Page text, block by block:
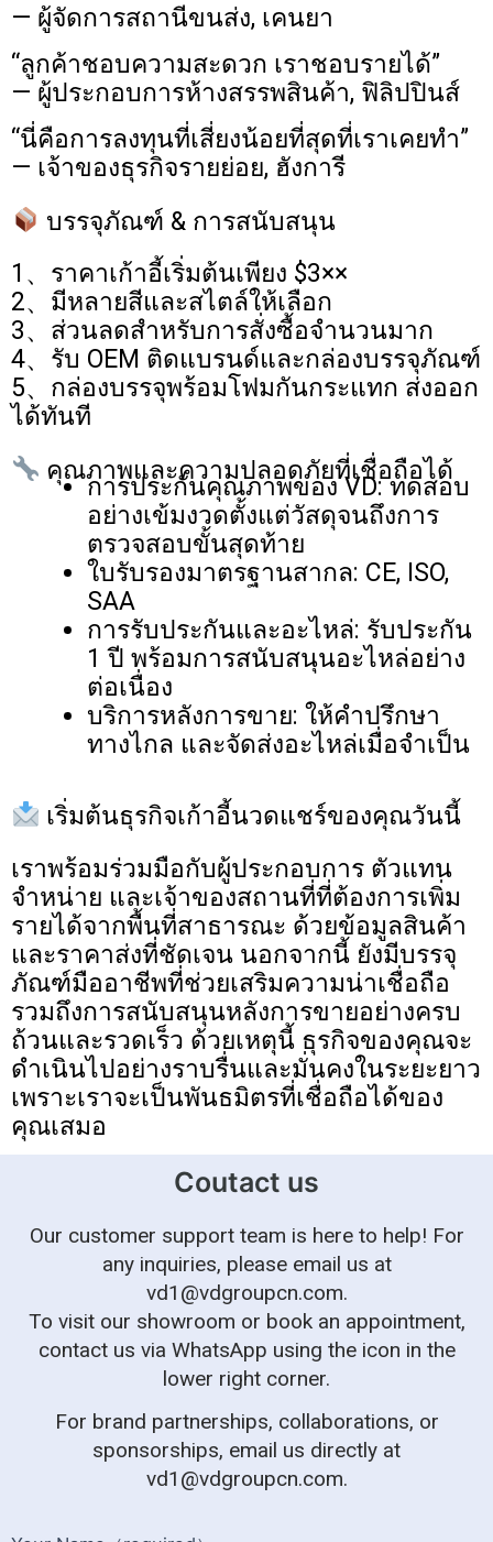
— ผู้จัดการสถานีขนส่ง, เคนยา
“ลูกค้าชอบความสะดวก เราชอบรายได้”
— ผู้ประกอบการห้างสรรพสินค้า, ฟิลิปปินส์
“นี่คือการลงทุนที่เสี่ยงน้อยที่สุดที่เราเคยทำ”
— เจ้าของธุรกิจรายย่อย, ฮังการี
บรรจุภัณฑ์ & การสนับสนุน
1、ราคาเก้าอี้เริ่มต้นเพียง $3××
2、มีหลายสีและสไตล์ให้เลือก
3、ส่วนลดสำหรับการสั่งซื้อจำนวนมาก
4、รับ OEM ติดแบรนด์และกล่องบรรจุภัณฑ์
5、กล่องบรรจุพร้อมโฟมกันกระแทก ส่งออก
ได้ทันที
คุณภาพและความปลอดภัยที่เชื่อถือได้
การประกันคุณภาพของ VD: ทดสอบ
อย่างเข้มงวดตั้งแต่วัสดุจนถึงการ
ตรวจสอบขั้นสุดท้าย
ใบรับรองมาตรฐานสากล: CE, ISO,
SAA
การรับประกันและอะไหล่: รับประกัน
1 ปี พร้อมการสนับสนุนอะไหล่อย่าง
ต่อเนื่อง
บริการหลังการขาย: ให้คำปรึกษา
ทางไกล และจัดส่งอะไหล่เมื่อจำเป็น
เริ่มต้นธุรกิจเก้าอี้นวดแชร์ของคุณวันนี้
เราพร้อมร่วมมือกับผู้ประกอบการ ตัวแทน
จำหน่าย และเจ้าของสถานที่ที่ต้องการเพิ่ม
รายได้จากพื้นที่สาธารณะ ด้วยข้อมูลสินค้า
และราคาส่งที่ชัดเจน นอกจากนี้ ยังมีบรรจุ
ภัณฑ์มืออาชีพที่ช่วยเสริมความน่าเชื่อถือ
รวมถึงการสนับสนุนหลังการขายอย่างครบ
ถ้วนและรวดเร็ว ด้วยเหตุนี้ ธุรกิจของคุณจะ
ดำเนินไปอย่างราบรื่นและมั่นคงในระยะยาว
เพราะเราจะเป็นพันธมิตรที่เชื่อถือได้ของ
คุณเสมอ
Coutact us
Our customer support team is here to help! For
any inquiries, please email us at
vd1@vdgroupcn.com.
To visit our showroom or book an appointment,
contact us via WhatsApp using the icon in the
lower right corner.
For brand partnerships, collaborations, or
sponsorships, email us directly at
vd1@vdgroupcn.com.